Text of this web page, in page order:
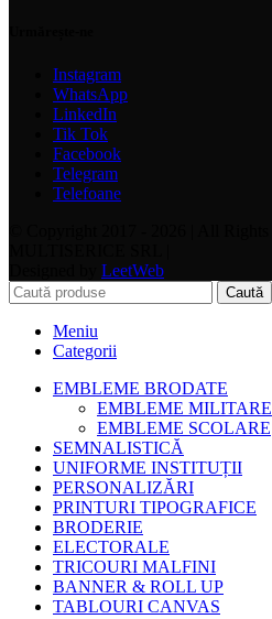
Instagram
WhatsApp
LinkedIn
Tik Tok
Facebook
Telegram
Telefoane
LeetWeb
Caută
Meniu
Categorii
EMBLEME BRODATE
EMBLEME MILITARE
EMBLEME SCOLARE
SEMNALISTICĂ
UNIFORME INSTITUȚII
PERSONALIZĂRI
PRINTURI TIPOGRAFICE
BRODERIE
ELECTORALE
TRICOURI MALFINI
BANNER & ROLL UP
TABLOURI CANVAS